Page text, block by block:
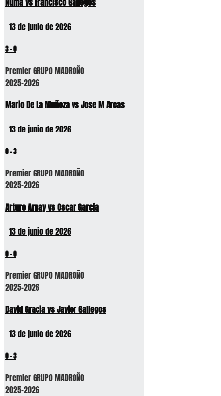
Numa vs Francisco Gallegos
13 de junio de 2026
3-0
Premier GRUPO MADROÑO
2025-2026
Mario De La Muñoza vs Jose M Arcas
13 de junio de 2026
0-3
Premier GRUPO MADROÑO
2025-2026
Arturo Arnay vs Oscar García
13 de junio de 2026
0-0
Premier GRUPO MADROÑO
2025-2026
David Gracia vs Javier Gallegos
13 de junio de 2026
0-3
Premier GRUPO MADROÑO
2025-2026